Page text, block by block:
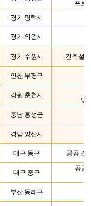
프로
경기 평택시
경기 의왕시
경기 수원시 건축설
인천 부평구
강원 춘천시
및
충남 홍성군
경남 양산시
대구 동구 공공 건
대구 중구
공공
부산 동래구